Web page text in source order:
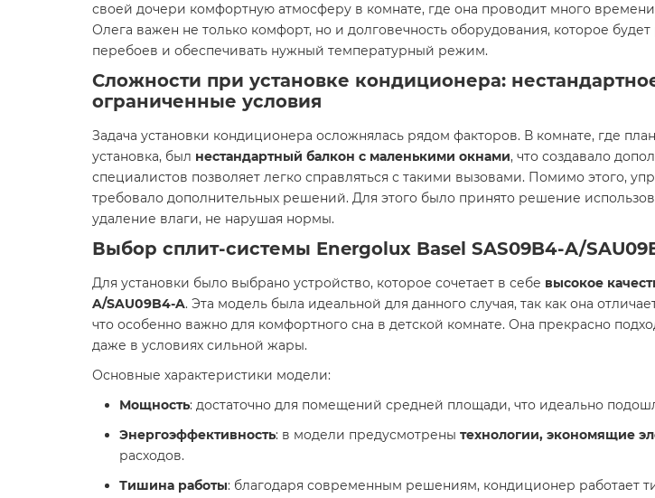
своей дочери комфортную атмосферу в комнате, где она проводит много
Олега важен не только комфорт, но и долговечность оборудования, которое будет
перебоев и обеспечивать нужный температурный режим.
Сложности при установке кондиционера:
ограниченные условия
Задача установки кондиционера осложнялась рядом факторов. В комнате, где
установка, был нестандартный балкон с маленькими окнами, что создавало
специалистов позволяет легко справляться с такими вызовами. Помимо этого,
требовало дополнительных решений. Для этого было принято решение
удаление влаги, не нарушая нормы.
Выбор сплит-системы Energolux Basel SAS09B4-A/
Для установки было выбрано устройство, которое сочетает в себе высокое
A/SAU09B4-A. Эта модель была идеальной для данного случая, так как она
что особенно важно для комфортного сна в детской комнате. Она прекрасно
даже в условиях сильной жары.
Основные характеристики модели:
Мощность: достаточно для помещений средней площади, что идеально
Энергоэффективность: в модели предусмотрены технологии, экономящие
расходов.
Тишина работы: благодаря современным решениям, кондиционер работает